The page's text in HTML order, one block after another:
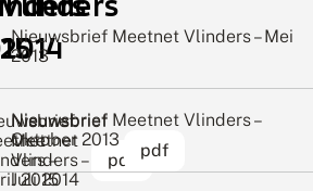
–
2015
pdf
2014
Nieuwsbrief
Meetnet
Vlinders –
Juli 2014
pdf
Nieuwsbrief Meetnet Vlinders – Mei
2013
Nieuwsbrief Meetnet Vlinders –
Oktober 2013